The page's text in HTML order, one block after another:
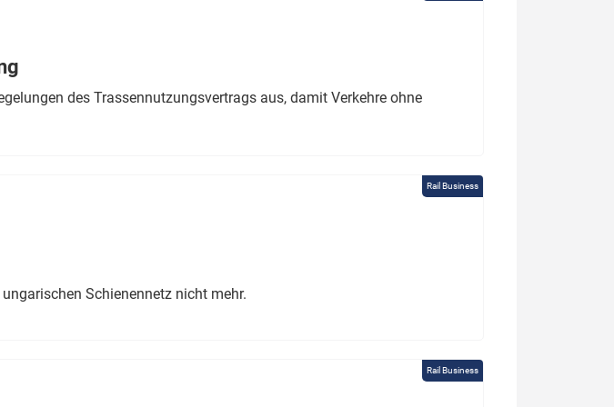
des Trassennutzungsvertrags aus, damit Verkehre ohne
Rail Business
Schienennetz nicht mehr.
Rail Business